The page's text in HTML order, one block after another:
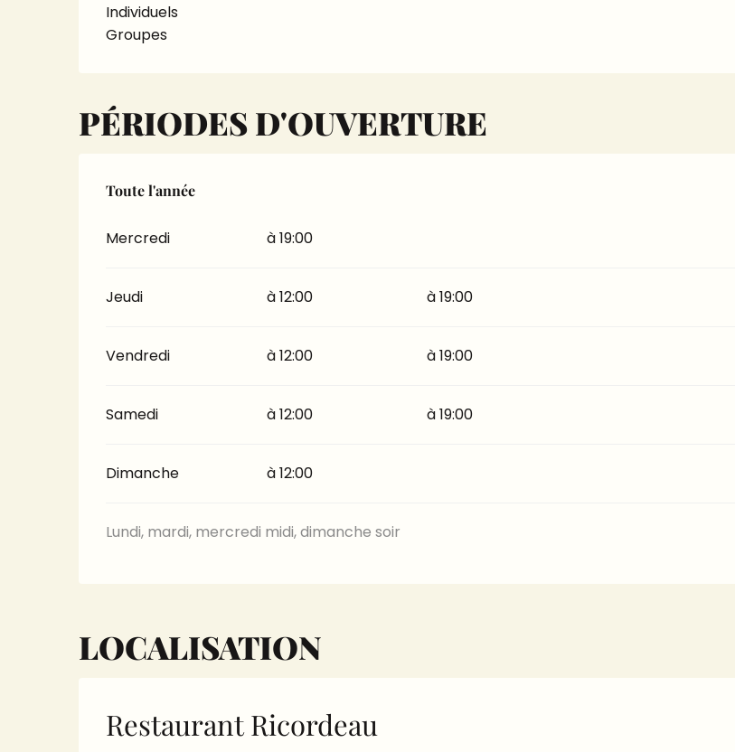
Individuels
Groupes
PÉRIODES D'OUVERTURE
Toute l'année
Toute l'année
Mercredi à 19:00
Jeudi à 12:00 à 19:00
Vendredi à 12:00 à 19:00
Samedi à 12:00 à 19:00
Dimanche à 12:00
Lundi, mardi, mercredi midi, dimanche soir
LOCALISATION
Restaurant Ricordeau